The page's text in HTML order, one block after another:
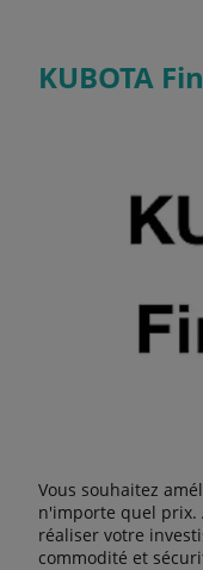
KUBOTA
Vous souhaitez
n'importe quel prix.
réaliser votre
commodité et